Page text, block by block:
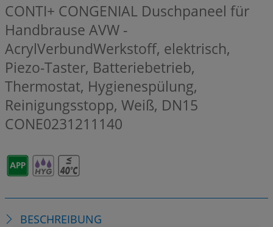
CONTI+ CONGENIAL Duschpaneel für
Handbrause AVW -
AcrylVerbundWerkstoff, elektrisch,
Piezo-Taster, Batteriebetrieb,
Thermostat, Hygienespülung,
Reinigungsstopp, Weiß, DN15
CONE0231211140
BESCHREIBUNG